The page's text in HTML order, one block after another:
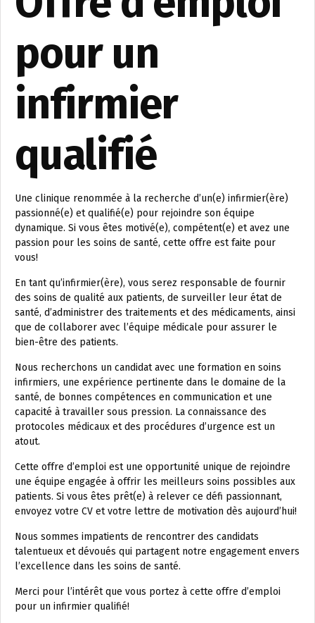
pour un
infirmier
qualifié
Une clinique renommée à la recherche d’un(e) infirmier(ère)
passionné(e) et qualifié(e) pour rejoindre son équipe
dynamique. Si vous êtes motivé(e), compétent(e) et avez une
passion pour les soins de santé, cette offre est faite pour
vous!
En tant qu’infirmier(ère), vous serez responsable de fournir
des soins de qualité aux patients, de surveiller leur état de
santé, d’administrer des traitements et des médicaments, ainsi
que de collaborer avec l’équipe médicale pour assurer le
bien-être des patients.
Nous recherchons un candidat avec une formation en soins
infirmiers, une expérience pertinente dans le domaine de la
santé, de bonnes compétences en communication et une
capacité à travailler sous pression. La connaissance des
protocoles médicaux et des procédures d’urgence est un
atout.
Cette offre d’emploi est une opportunité unique de rejoindre
une équipe engagée à offrir les meilleurs soins possibles aux
patients. Si vous êtes prêt(e) à relever ce défi passionnant,
envoyez votre CV et votre lettre de motivation dès aujourd’hui!
Nous sommes impatients de rencontrer des candidats
talentueux et dévoués qui partagent notre engagement envers
l’excellence dans les soins de santé.
Merci pour l’intérêt que vous portez à cette offre d’emploi
pour un infirmier qualifié!